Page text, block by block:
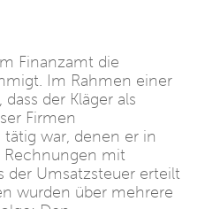
Finanzamt die
Im Rahmen einer
der Kläger als
Firmen
war, denen er in
mit
der Umsatzsteuer erteilt
wurden über mehrere